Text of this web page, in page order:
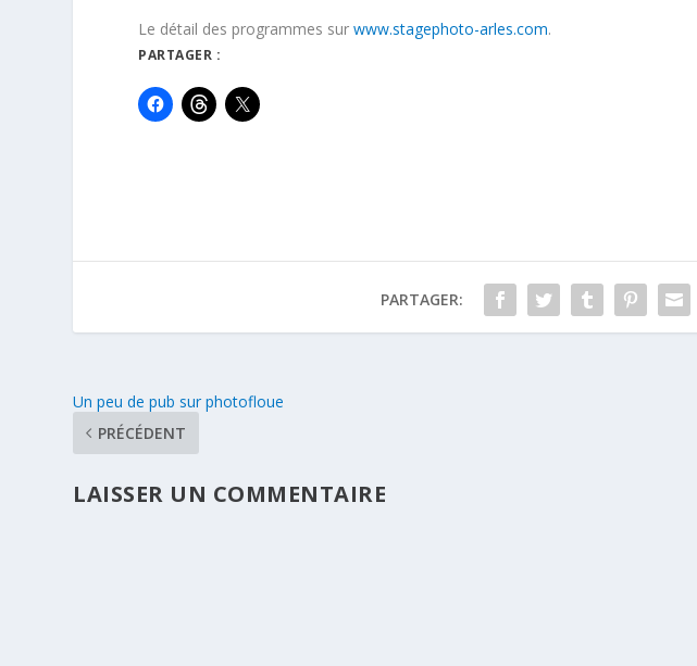
Le détail des programmes surwww.stagephoto-arles.com.
PARTAGER :
PARTAGER:
Un peu de pub sur photofloue
PRÉCÉDENT
LAISSER UN COMMENTAIRE